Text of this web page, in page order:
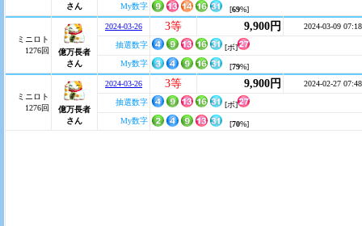
さん
My数字
[69%]
ミニロト
1276回
億万長者
さん
2024-03-26 3等 9,900円 2024-03-09 07:18
抽選数字
[ボ]
My数字
[79%]
ミニロト
1276回
億万長者
さん
2024-03-26 3等 9,900円 2024-02-27 07:48
抽選数字
[ボ]
My数字
[70%]